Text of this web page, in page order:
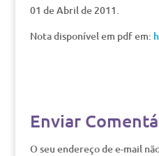
01 de Abril de 2011.
Nota disponível em pdf em:
Enviar
O seu endereço de e-mail